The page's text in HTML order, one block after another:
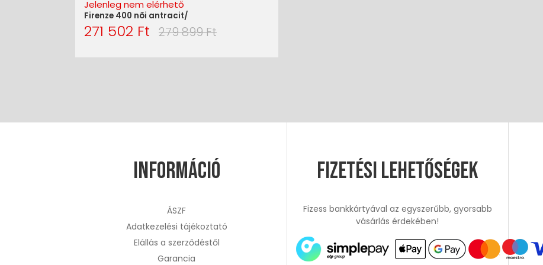
Jelenleg nem elérhető
Firenze 400 nõi antracit/
271 502 Ft 279 899 Ft
Információ
ÁSZF
Adatkezelési tájékoztató
Elállás a szerződéstől
Garancia
Fizetési lehetőségek
Fizess bankkártyával az egyszerűbb, gyorsabb
vásárlás érdekében!